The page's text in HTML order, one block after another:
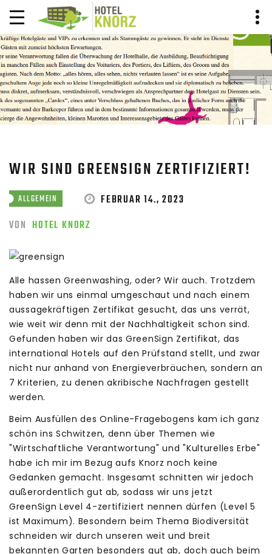
BLOG BEITRAG
HOME BLOG BLOG BEITRAG
WIR SIND GREENSIGN ZERTIFIZIERT!
ALLGEMEIN
FEBRUAR 14., 2023
VON HOTEL KNORZ
Alle hassen Greenwashing, oder? Wir auch. Trotzdem
haben wir uns einmal umgeschaut und nach einem
aussagekräftigen Zertifikat gesucht, das uns verrät,
wie weit wir denn mit der Nachhaltigkeit schon sind.
Gefunden haben wir das GreenSign Zertifikat, das
international Hotels auf den Prüfstand stellt, und zwar
nicht nur anhand von Energieverbräuchen, sondern an
7 Kriterien, zu denen akribische Nachfragen gestellt
werden.
Beim Ausfüllen des Online-Fragebogens kam ich ganz
schön ins Schwitzen, denn über Themen wie
"Wirtschaftliche Verantwortung" und "Kulturelles Erbe"
habe ich mir im Bezug aufs Knorz noch keine
Gedanken gemacht. Insgesamt schnitten wir jedoch
außerordentlich gut ab, sodass wir uns jetzt
GreenSign Level 4-zertifiziert nennen dürfen (Level 5
ist Maximum). Besondern beim Thema Biodiversität
schneiden wir durch unseren weit und breit
bekannten Garten besonders gut ab, doch auch beim